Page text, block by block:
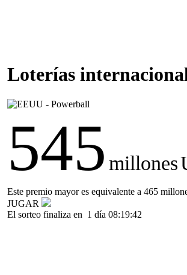
Loterías
545 millones
Este premio mayor es equivalente a 465
JUGAR
El sorteo finaliza en 1 día 08:19:42